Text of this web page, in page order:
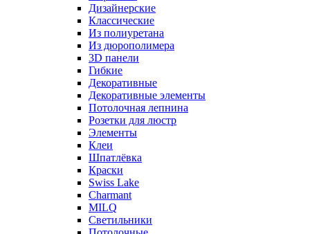
Дизайнерские
Классические
Из полиуретана
Из дюрополимера
3D панели
Гибкие
Декоративные
Декоративные элементы
Потолочная лепнина
Розетки для люстр
Элементы
Клеи
Шпатлёвка
Краски
Swiss Lake
Charmant
MILQ
Светильники